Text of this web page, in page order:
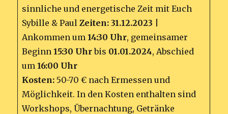
sinnliche und energetische Zeit mit Euch
Sybille & PaulZeiten: 31.12.2023
Ankommen um14:30 Uhr, gemeinsamer
Beginn15:30 Uhrbis 01.01.2024, Abschied
um16:00 Uhr
Kosten: 50-70 € nach Ermessen und
Möglichkeit. In den Kosten enthalten sind
Workshops, Übernachtung, Getränke